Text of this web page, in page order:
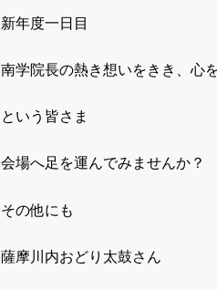
新年度一日目
南学院長の熱き想いをきき、心
という皆さま
会場へ足を運んでみませんか？
その他にも
薩摩川内おどり太鼓さん